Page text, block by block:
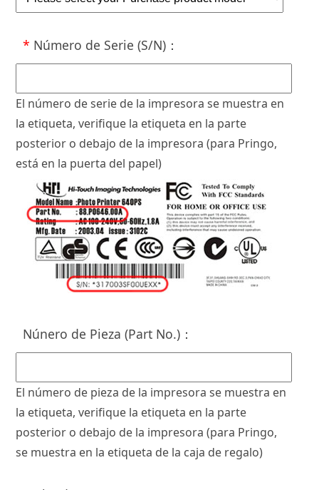
* Número de Serie (S/N) ：
El número de serie de la impresora se muestra en
la etiqueta, verifique la etiqueta en la parte
posterior o debajo de la impresora (para Pringo,
está en la puerta del papel)
Núnero de Pieza (Part No.) ：
El número de pieza de la impresora se muestra en
la etiqueta, verifique la etiqueta en la parte
posterior o debajo de la impresora (para Pringo,
se muestra en la etiqueta de la caja de regalo)